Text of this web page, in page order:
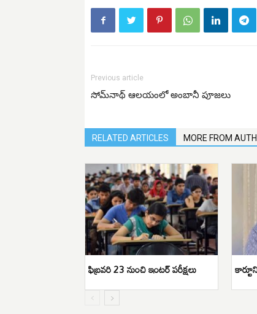
Previous article
సోమ్‌నాథ్ ఆలయంలో అంబానీ పూజలు
RELATED ARTICLES MORE FROM
ఫిబ్రవరి 23 నుంచి ఇంటర్ పరీక్షలు